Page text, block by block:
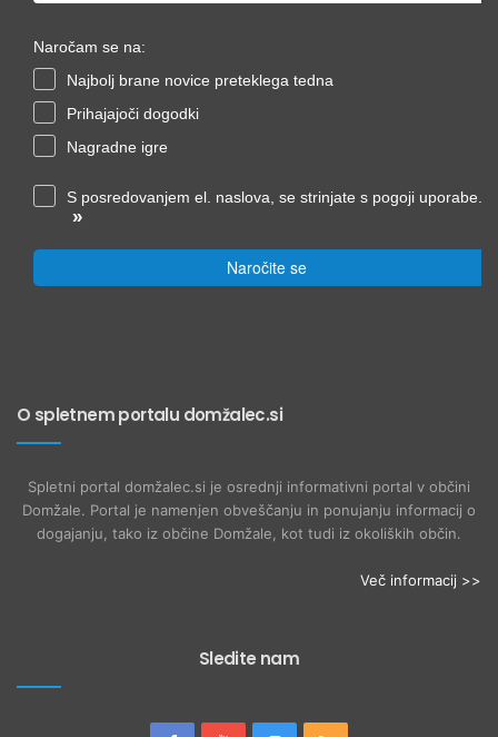
Naročam se na:
Najbolj brane novice preteklega tedna
Prihajajoči dogodki
Nagradne igre
S posredovanjem el. naslova, se strinjate s pogoji uporabe.
»
Naročite se
O spletnem portalu domžalec.si
Spletni portal domžalec.si je osrednji informativni portal v občini
Domžale. Portal je namenjen obveščanju in ponujanju informacij o
dogajanju, tako iz občine Domžale, kot tudi iz okoliških občin.
Več informacij >>
Sledite nam